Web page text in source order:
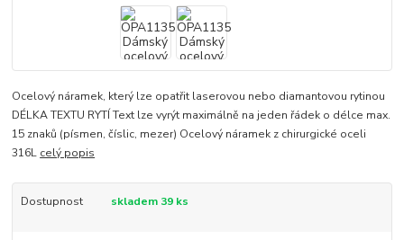
Ocelový náramek, který lze opatřit laserovou nebo diamantovou rytinou
DÉLKA TEXTU RYTÍ Text lze vyrýt maximálně na jeden řádek o délce max.
15 znaků (písmen, číslic, mezer) Ocelový náramek z chirurgické oceli
316L celý popis
Dostupnost skladem 39 ks